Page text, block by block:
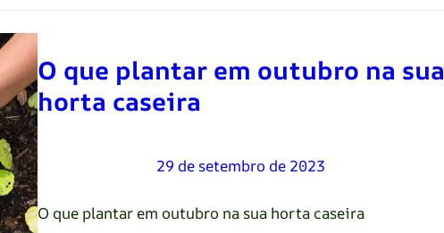
O que plantar em outubro na sua
horta caseira
Renato Oliveira 29 de setembro de 2023
O que plantar em outubro na sua horta caseira